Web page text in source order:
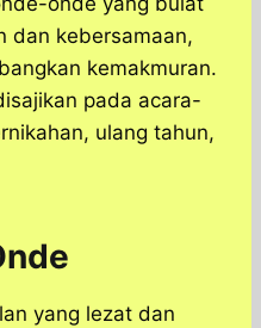
dan kebersamaan,
kemakmuran.
pada acara-
ulang tahun,
yang lezat dan